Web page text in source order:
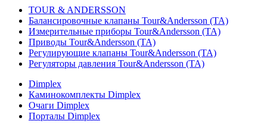
TOUR & ANDERSSON
Балансировочные клапаны Tour&Andersson (TA)
Измерительные приборы Tour&Andersson (TA)
Приводы Tour&Andersson (TA)
Регулирующие клапаны Tour&Andersson (TA)
Регуляторы давления Tour&Andersson (TA)
Dimplex
Каминокомплекты Dimplex
Очаги Dimplex
Порталы Dimplex